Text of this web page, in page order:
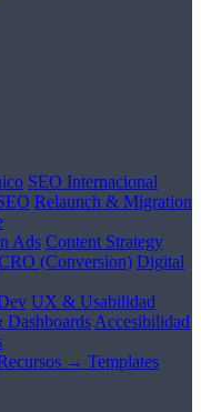
SEO Internacional
Relaunch & Migration
Ads Content Strategy
(Conversion) Digital
UX & Usabilidad
Accesibilidad
→ Templates